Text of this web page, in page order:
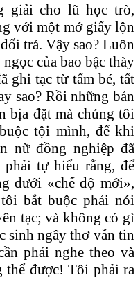
giải cho lũ học trò,
với một mớ giấy lộn
trá. Vậy sao? Luôn
của bao bậc thày
ghi tạc từ tấm bé, tất
sao? Rồi những bản
bịa đặt mà chúng tôi
tội mình, để khi
nữ đồng nghiệp đã
tự hiểu rằng, để
dưới «chế độ mới»,
bắt buộc phải nói
tạc; và không có gì
sinh ngây thơ vẫn tin
phải nghe theo và
được! Tôi phải ra